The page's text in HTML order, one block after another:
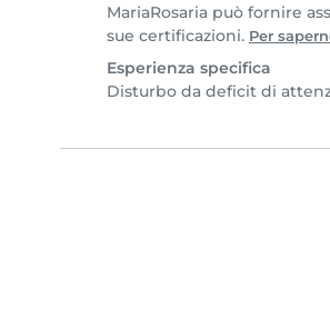
MariaRosaria può fornire
sue certificazioni. Per
Esperienza specifica
Disturbo da deficit di